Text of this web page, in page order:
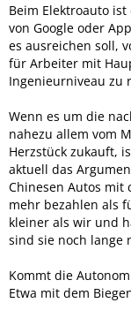
Beim Elektroauto
von Google oder
es ausreichen soll,
für Arbeiter mit
Ingenieurniveau zu
Wenn es um die
nahezu allem vom
Herzstück zukauft,
aktuell das
Chinesen Autos
mehr bezahlen als
kleiner als wir und
sind sie noch lange
Kommt die
Etwa mit dem